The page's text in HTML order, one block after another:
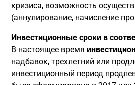
кризиса, возможность
(аннулирование, начисление
Инвестиционные сроки в
В настоящее время
надбавок, трехлетний или
инвестиционный период